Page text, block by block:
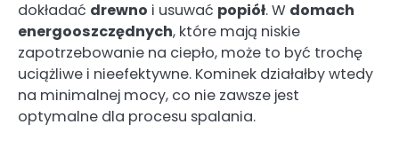
dokładać drewno i usuwać popiół. W domach
energooszczędnych, które mają niskie
zapotrzebowanie na ciepło, może to być trochę
uciążliwe i nieefektywne. Kominek działałby wtedy
na minimalnej mocy, co nie zawsze jest
optymalne dla procesu spalania.